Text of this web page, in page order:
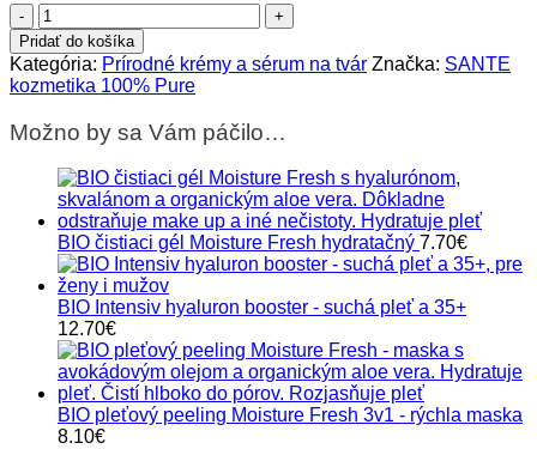
množstvo
Hydratačné
sérum
MOISTURE
FRESH
vyhladzujúce
Pridať do košíka
Kategória: Prírodné krémy a sérum na tvár Značka: SANTE
kozmetika 100% Pure
Možno by sa Vám páčilo…
BIO čistiaci gél Moisture Fresh hydratačný 7.70€
BIO Intensiv hyaluron booster - suchá pleť a 35+
12.70€
BIO pleťový peeling Moisture Fresh 3v1 - rýchla maska
8.10€